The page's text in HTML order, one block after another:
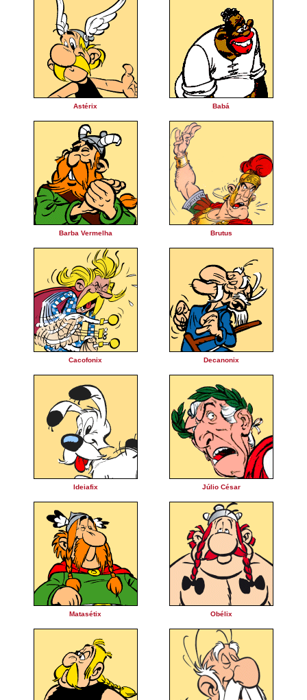
Astérix Babá
Barba Vermelha Brutus
Cacofonix Decanonix
Ideiafix Júlio César
Matasétix Obélix